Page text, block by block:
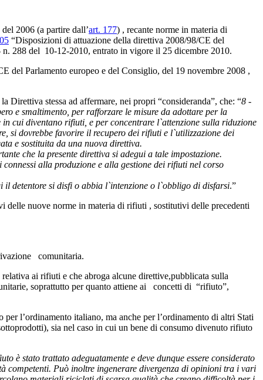
2006 (a partire dall’art. 177) , recante norme in materia di
“Disposizioni di attuazione della direttiva 2008/98/CE del
288 del 10-12-2010, entrato in vigore il 25 dicembre 2010.
del Parlamento europeo e del Consiglio, del 19 novembre 2008 ,
Direttiva stessa ad affermare, nei propri “consideranda”, che: “8 -
e smaltimento, per rafforzare le misure da adottare per la
cui diventano rifiuti, e per concentrare l`attenzione sulla riduzione
si dovrebbe favorire il recupero dei rifiuti e l`utilizzazione dei
e sostituita da una nuova direttiva.
che la presente direttiva si adegui a tale impostazione.
alla produzione e alla gestione dei rifiuti nel corso
il detentore si disfi o abbia l`intenzione o l`obbligo di disfarsi.”
delle nuove norme in materia di rifiuti , sostitutivi delle precedenti
comunitaria.
ai rifiuti e che abroga alcune direttive,pubblicata sulla
soprattutto per quanto attiene ai concetti di “rifiuto”,
l’ordinamento italiano, ma anche per l’ordinamento di altri Stati
sia nel caso in cui un bene di consumo divenuto rifiuto
è stato trattato adeguatamente e deve dunque essere considerato
competenti. Può inoltre ingenerare divergenza di opinioni tra i vari